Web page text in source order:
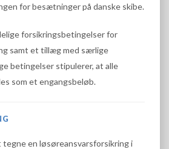
for besætninger på danske skibe.
forsikringsbetingelser for
samt et tillæg med særlige
betingelser stipulerer, at alle
som et engangsbeløb.
tegne en løsøreansvarsforsikring i